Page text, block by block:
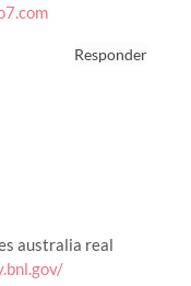
Responder
australia real